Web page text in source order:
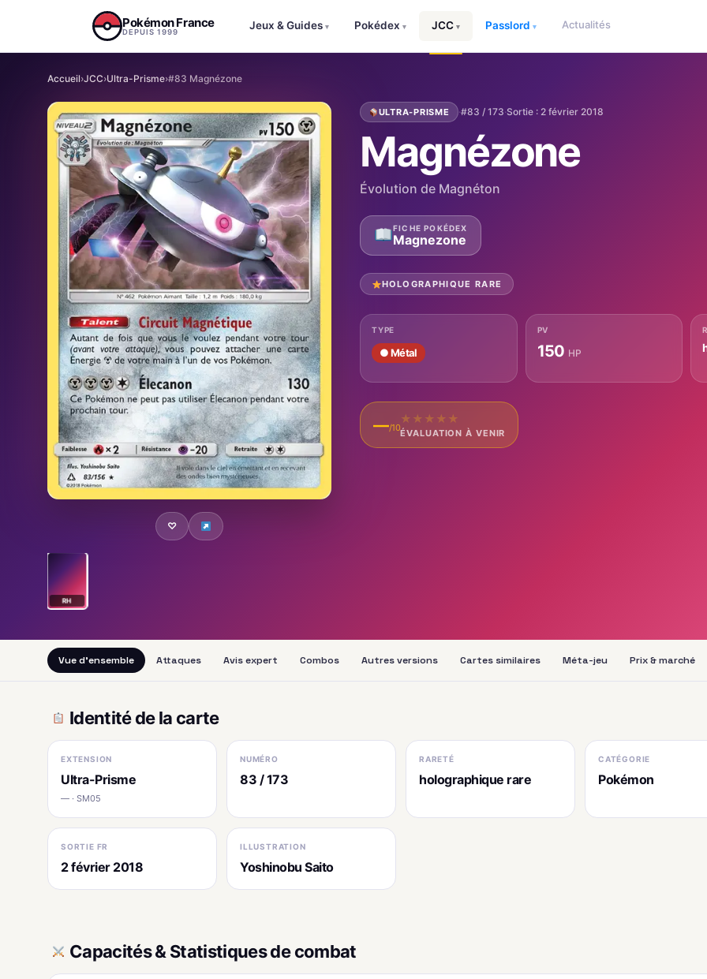
Pokémon France
DEPUIS 1999
Jeux & Guides ▾ Pokédex ▾ JCC ▾ Passlord ▾ Actualités
Accueil›JCC›Ultra-Prisme›#83 Magnézone
♡
RH
ULTRA-PRISME ·#83 / 173·Sortie : 2 février 2018
Magnézone
Évolution de Magnéton
FICHE POKÉDEX
Magnezone
HOLOGRAPHIQUE RARE
TYPE
● Métal
PV
150 HP
—/10
★ ★ ★ ★ ★
ÉVALUATION À VENIR
Vue d'ensemble Attaques Avis expert Combos Autres versions Cartes similaires Méta-jeu Prix & marché
Identité de la carte
EXTENSION
Ultra-Prisme
— · SM05
NUMÉRO
83 / 173
RARETÉ
holographique rare
CATÉGORIE
Pokémon
SORTIE FR
2 février 2018
ILLUSTRATION
Yoshinobu Saito
Capacités & Statistiques de combat